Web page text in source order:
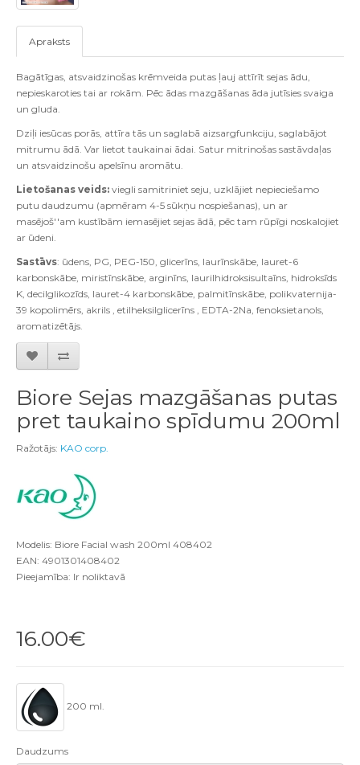
Apraksts
Bagātīgas, atsvaidzinošas krēmveida putas ļauj attīrīt sejas ādu,
nepieskaroties tai ar rokām. Pēc ādas mazgāšanas āda jutīsies svaiga
un gluda.
Dziļi iesūcas porās, attīra tās un saglabā aizsargfunkciju, saglabājot
mitrumu ādā. Var lietot taukainai ādai. Satur mitrinošas sastāvdaļas
un atsvaidzinošu apelsīnu aromātu.
Lietošanas veids: viegli samitriniet seju, uzklājiet nepieciešamo
putu daudzumu (apmēram 4-5 sūkņu nospiešanas), un ar
masējoš''am kustībām iemasējiet sejas ādā, pēc tam rūpīgi noskalojiet
ar ūdeni.
Sastāvs: ūdens, PG, PEG-150, glicerīns, laurīnskābe, lauret-6
karbonskābe, miristīnskābe, arginīns, laurilhidroksisultaīns, hidroksīds
K, decilglikozīds, lauret-4 karbonskābe, palmitīnskābe, polikvaternija-
39 kopolimērs, akrils , etilheksilglicerīns , EDTA-2Na, fenoksietanols,
aromatizētājs.
Biore Sejas mazgāšanas putas
pret taukaino spīdumu 200ml
Ražotājs: KAO corp.
Modelis: Biore Facial wash 200ml 408402
EAN: 4901301408402
Pieejamība: Ir noliktavā
16.00€
200 ml.
Daudzums